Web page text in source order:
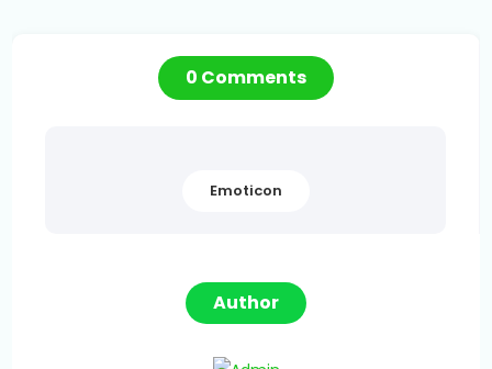
0 Comments
Emoticon
Author